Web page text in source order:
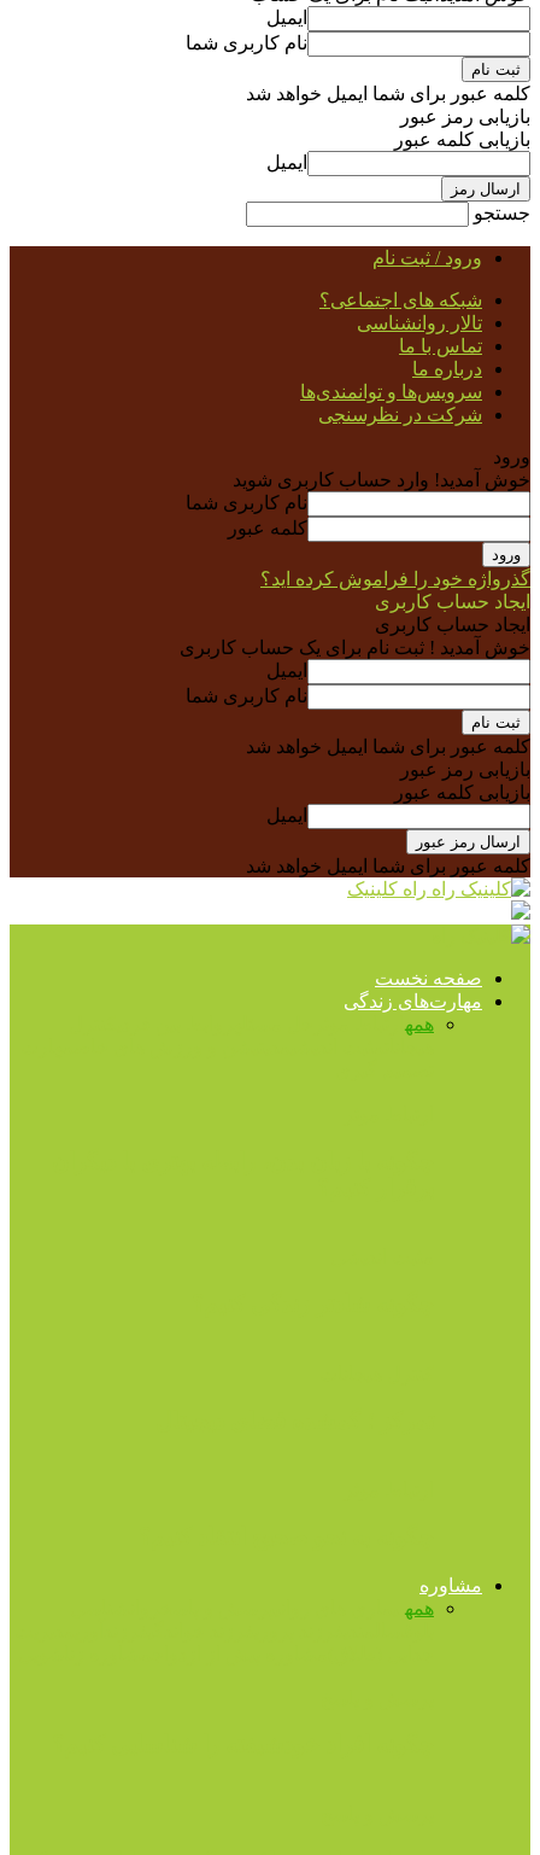
ایمیل
نام کاربری شما
کلمه عبور برای شما ایمیل خواهد شد
بازیابی رمز عبور
بازیابی کلمه عبور
ایمیل
جستجو
ورود / ثبت نام
شبکه های اجتماعی؟
تالار روانشناسی
تماس با ما
درباره ما
سرویس‌ها و توانمندی‌ها
شرکت در نظرسنجی
ورود
خوش آمدید! وارد حساب کاربری شوید
نام کاربری شما
کلمه عبور
گذرواژه خود را فراموش کرده اید؟
ایجاد حساب کاربری
ایجاد حساب کاربری
خوش آمدید ! ثبت نام برای یک حساب کاربری
ایمیل
نام کاربری شما
کلمه عبور برای شما ایمیل خواهد شد
بازیابی رمز عبور
بازیابی کلمه عبور
ایمیل
کلمه عبور برای شما ایمیل خواهد شد
راه کلینیک
صفحه نخست
مهارت‌های زندگی
همه
مشاوره
همه